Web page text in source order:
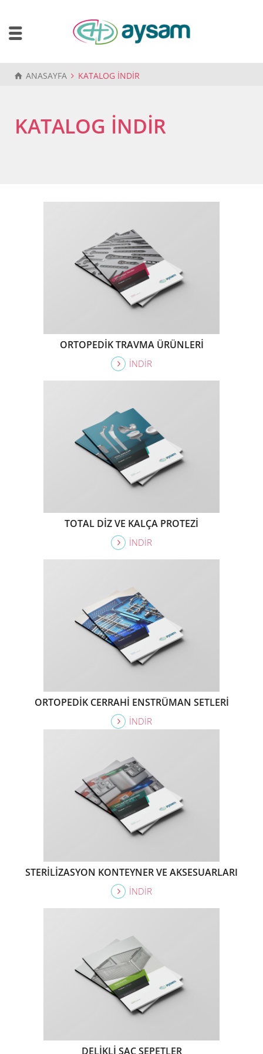
ANASAYFA KATALOG İNDİR
KATALOG İNDİR
ORTOPEDİK TRAVMA ÜRÜNLERİ
İNDİR
TOTAL DİZ VE KALÇA PROTEZİ
İNDİR
ORTOPEDİK CERRAHİ ENSTRÜMAN SETLERİ
İNDİR
STERİLİZASYON KONTEYNER VE AKSESUARLARI
İNDİR
DELİKLİ SAC SEPETLER